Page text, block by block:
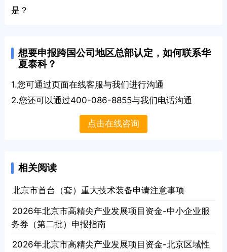
是？
想要申报跨国公司地区总部认定，如何联系华
夏泰科？
1.您可通过页面在线客服与我们进行沟通
2.您还可以通过400-086-8855与我们电话沟通
点击在线咨询
相关阅读
· 北京市首台（套）重大技术装备申请注意事项
· 2026年北京市高精尖产业发展项目资金-中小企业服
务券（第二批）申报指南
· 2026年北京市高精尖产业发展项目资金-北京区域性